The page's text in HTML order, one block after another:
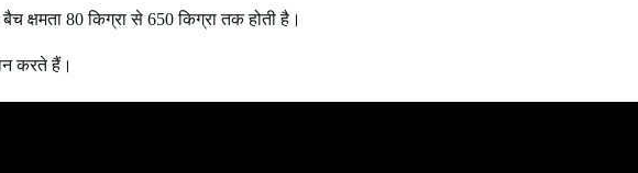
क्षमता 80 किग्रा से 650 किग्रा तक होती है।
करते हैं।